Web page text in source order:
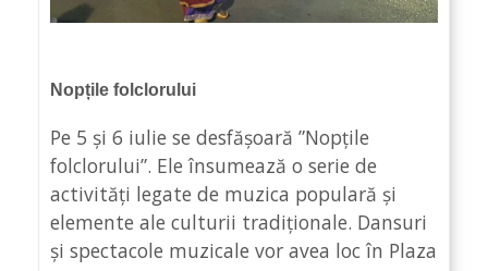
Nopțile folclorului
Pe 5 și 6 iulie se desfășoară ”Nopțile
folclorului”. Ele însumează o serie de
activități legate de muzica populară și
elemente ale culturii tradiționale. Dansuri
și spectacole muzicale vor avea loc în Plaza